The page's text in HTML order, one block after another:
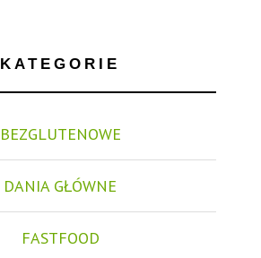
KATEGORIE
BEZGLUTENOWE
DANIA GŁÓWNE
FASTFOOD